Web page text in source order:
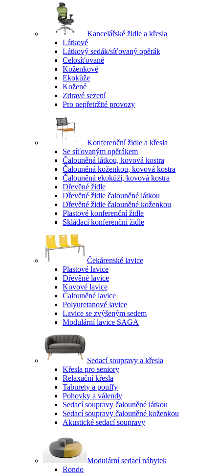
Kancelářské židle a křesla
Látkové
Látkový sedák/síťovaný opěrák
Celosíťované
Koženkové
Ekokůže
Kožené
Zdravé sezení
Pro nepřetržité provozy
Konferenční židle a křesla
Se síťovaným opěrákem
Čalouněná látkou, kovová kostra
Čalouněná koženkou, kovová kostra
Čalouněná ekokůží, kovová kostra
Dřevěné židle
Dřevěné židle čalouněné látkou
Dřevěné židle čalouněné koženkou
Plastové konferenční židle
Skládací konferenční židle
Čekárenské lavice
Plastové lavice
Dřevěné lavice
Kovové lavice
Čalouněné lavice
Polyuretanové lavice
Lavice se zvýšeným sedem
Modulární lavice SAGA
Sedací soupravy a křesla
Křesla pro seniory
Relaxační křesla
Taburety a pouffy
Pohovky a válendy
Sedací soupravy čalouněné látkou
Sedací soupravy čalouněné koženkou
Akustické sedací soupravy
Modulární sedací nábytek
Rondo